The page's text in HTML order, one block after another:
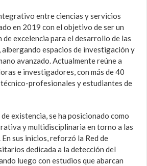
entre ciencias y servicios
en 2019 con el objetivo de ser un
excelencia para el desarrollo de las
albergando espacios de investigación y
avanzado. Actualmente reúne a
e investigadores, con más de 40
profesionales y estudiantes de
de existencia, se ha posicionado como
y multidisciplinaria en torno a las
sus inicios, reforzó la Red de
dedicada a la detección del
luego con estudios que abarcan